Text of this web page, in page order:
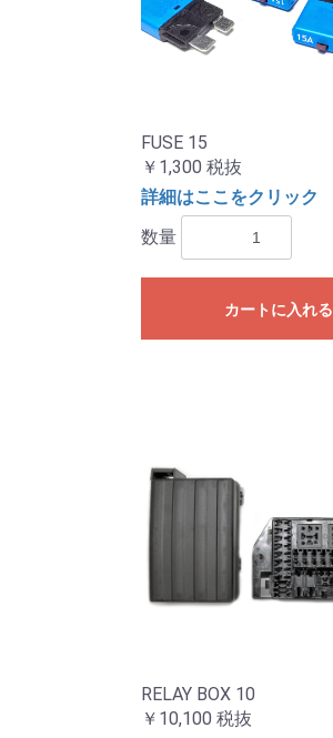
FUSE 15
￥1,300 税抜
詳細はここをクリック
数量
カートに入れる
RELAY BOX 10
￥10,100 税抜